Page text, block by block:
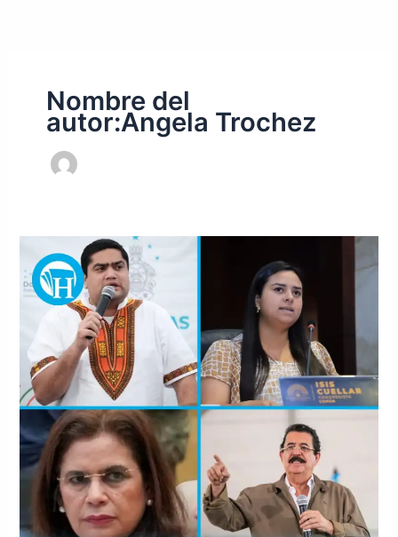
Nombre del
autor:Angela Trochez
operaba
la
corrupción
en
Sedesol